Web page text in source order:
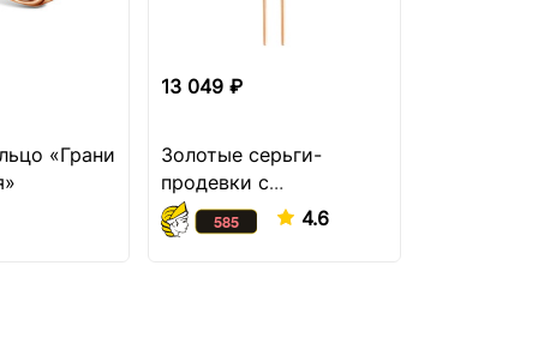
«Грани
13 049 ₽
Золотые серьги-
продевки с
бриллиантом
4.6